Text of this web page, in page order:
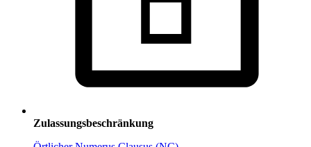
Zulassungsbeschränkung